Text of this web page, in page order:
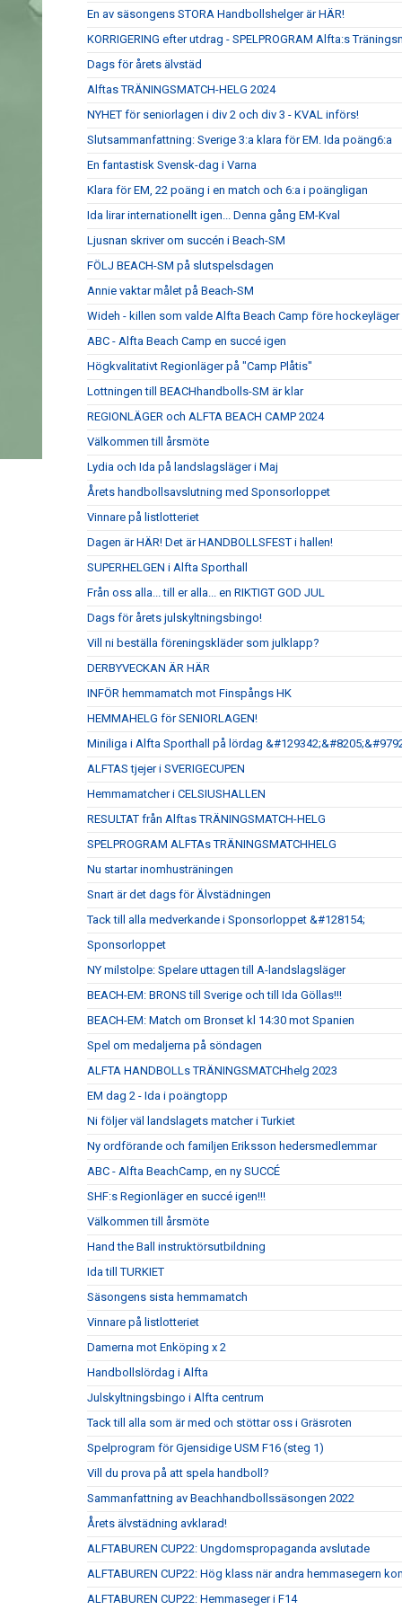
En av säsongens STORA Handbollshelger är HÄR!
KORRIGERING efter utdrag - SPELPROGRAM Alfta:s
Dags för årets älvstäd
Alftas TRÄNINGSMATCH-HELG 2024
NYHET för seniorlagen i div 2 och div 3 - KVAL införs!
Slutsammanfattning: Sverige 3:a klara för EM. Ida poäng6:a
En fantastisk Svensk-dag i Varna
Klara för EM, 22 poäng i en match och 6:a i poängligan
Ida lirar internationellt igen... Denna gång EM-Kval
Ljusnan skriver om succén i Beach-SM
FÖLJ BEACH-SM på slutspelsdagen
Annie vaktar målet på Beach-SM
Wideh - killen som valde Alfta Beach Camp före hockeyläger
ABC - Alfta Beach Camp en succé igen
Högkvalitativt Regionläger på "Camp Plåtis"
Lottningen till BEACHhandbolls-SM är klar
REGIONLÄGER och ALFTA BEACH CAMP 2024
Välkommen till årsmöte
Lydia och Ida på landslagsläger i Maj
Årets handbollsavslutning med Sponsorloppet
Vinnare på listlotteriet
Dagen är HÄR! Det är HANDBOLLSFEST i hallen!
SUPERHELGEN i Alfta Sporthall
Från oss alla... till er alla... en RIKTIGT GOD JUL
Dags för årets julskyltningsbingo!
Vill ni beställa föreningskläder som julklapp?
DERBYVECKAN ÄR HÄR
INFÖR hemmamatch mot Finspångs HK
HEMMAHELG för SENIORLAGEN!
Miniliga i Alfta Sporthall på lördag
ALFTAS tjejer i SVERIGECUPEN
Hemmamatcher i CELSIUSHALLEN
RESULTAT från Alftas TRÄNINGSMATCH-HELG
SPELPROGRAM ALFTAs TRÄNINGSMATCHHELG
Nu startar inomhusträningen
Snart är det dags för Älvstädningen
Tack till alla medverkande i Sponsorloppet &#128154;
Sponsorloppet
NY milstolpe: Spelare uttagen till A-landslagsläger
BEACH-EM: BRONS till Sverige och till Ida Göllas!!!
BEACH-EM: Match om Bronset kl 14:30 mot Spanien
Spel om medaljerna på söndagen
ALFTA HANDBOLLs TRÄNINGSMATCHhelg 2023
EM dag 2 - Ida i poängtopp
Ni följer väl landslagets matcher i Turkiet
Ny ordförande och familjen Eriksson hedersmedlemmar
ABC - Alfta BeachCamp, en ny SUCCÉ
SHF:s Regionläger en succé igen!!!
Välkommen till årsmöte
Hand the Ball instruktörsutbildning
Ida till TURKIET
Säsongens sista hemmamatch
Vinnare på listlotteriet
Damerna mot Enköping x 2
Handbollslördag i Alfta
Julskyltningsbingo i Alfta centrum
Tack till alla som är med och stöttar oss i Gräsroten
Spelprogram för Gjensidige USM F16 (steg 1)
Vill du prova på att spela handboll?
Sammanfattning av Beachhandbollssäsongen 2022
Årets älvstädning avklarad!
ALFTABUREN CUP22: Ungdomspropaganda avslutade
ALFTABUREN CUP22: Hög klass när andra hemmasegern
ALFTABUREN CUP22: Hemmaseger i F14